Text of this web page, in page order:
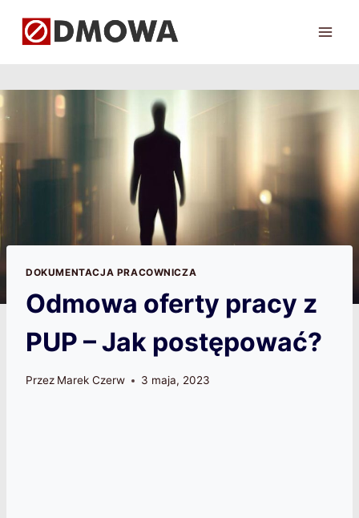
DOKUMENTACJA PRACOWNICZA
Odmowa oferty pracy z
PUP – Jak postępować?
Przez Marek Czerw 3 maja, 2023